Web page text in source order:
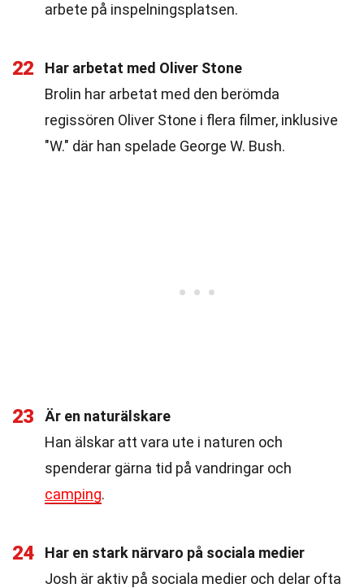
arbete på inspelningsplatsen.
22
Har arbetat med Oliver Stone
Brolin har arbetat med den berömda
regissören Oliver Stone i flera filmer, inklusive
"W." där han spelade George W. Bush.
23
Är en naturälskare
Han älskar att vara ute i naturen och
spenderar gärna tid på vandringar och
camping.
24
Har en stark närvaro på sociala medier
Josh är aktiv på sociala medier och delar ofta